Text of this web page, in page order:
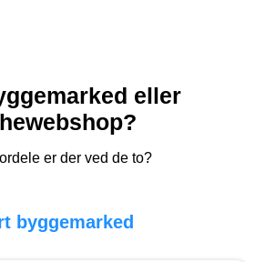
eller
er der ved de to?
byggemarked